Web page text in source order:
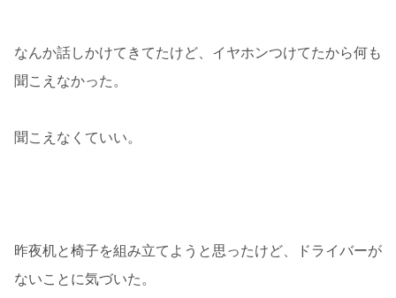
なんか話しかけてきてたけど、イヤホンつけてたから何も
聞こえなかった。
聞こえなくていい。
昨夜机と椅子を組み立てようと思ったけど、ドライバーが
ないことに気づいた。